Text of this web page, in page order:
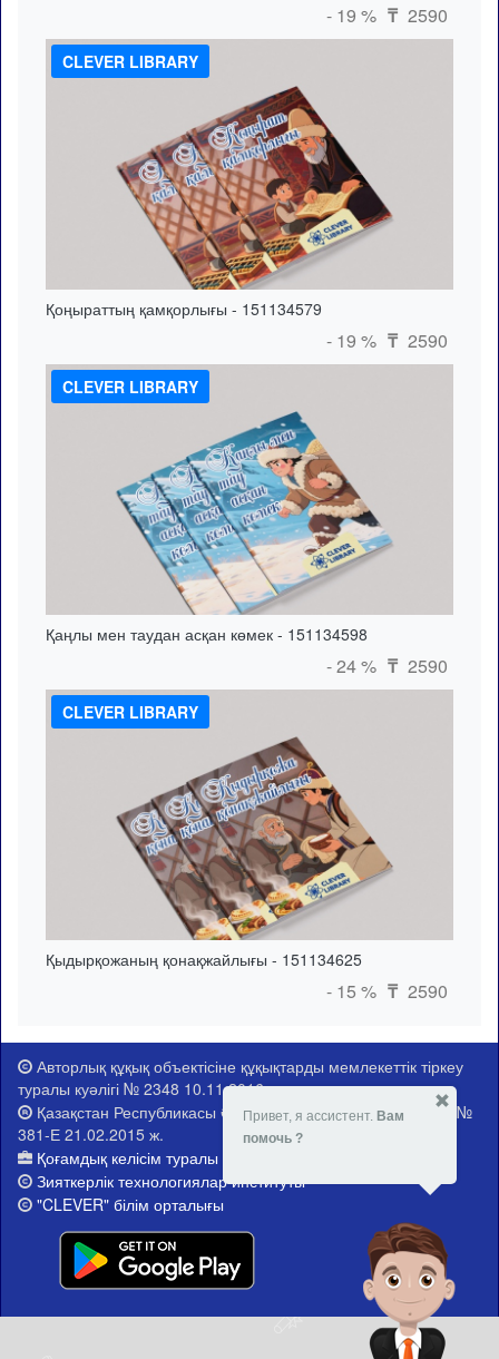
- 19 % ₸ 2590
CLEVER LIBRARY
Қоңыраттың қамқорлығы - 151134579
- 19 % ₸ 2590
CLEVER LIBRARY
Қаңлы мен таудан асқан көмек - 151134598
- 24 % ₸ 2590
CLEVER LIBRARY
Қыдырқожаның қонақжайлығы - 151134625
- 15 % ₸ 2590
Авторлық құқық объектісіне құқықтарды мемлекеттік тіркеу
туралы куәлігі № 2348 10.11.2016 ж.
Қазақстан Республикасы Әділет министрлігі тіркеу куәлігі №
381-Е 21.02.2015 ж.
Қоғамдық келісім туралы ақпарат
Зияткерлік технологиялар институты
"CLEVER" білім орталығы
Привет, я ассистент. Вам
помочь ?